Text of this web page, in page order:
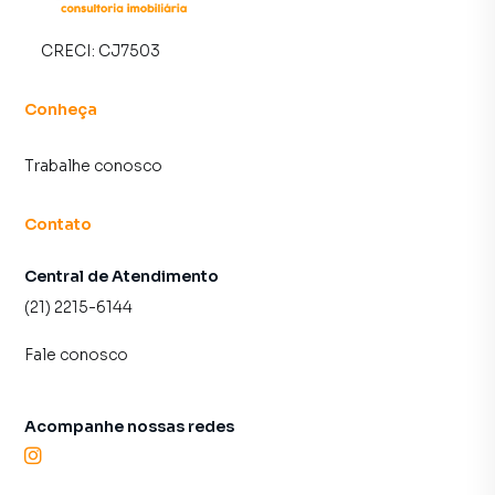
CRECI: CJ7503
Conheça
Trabalhe conosco
Contato
Central de Atendimento
(21) 2215-6144
Fale conosco
Acompanhe nossas redes